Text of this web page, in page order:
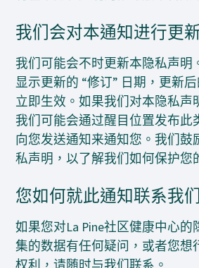
我们会对本通知进行更
我们可能会不时更新本隐私声明
显示更新的 “修订” 日期，更新
立即生效。如果我们对本隐私声
我们可能会通过醒目位置发布此
向您发送通知来通知您。我们鼓
私声明，以了解我们如何保护您
您如何就此通知联系我
如果您对La Pine社区健康中心
集的数据有任何疑问，或者您想